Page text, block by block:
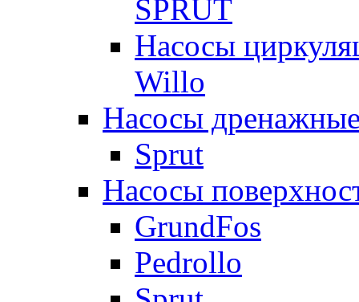
SPRUT
Насосы
Willo
Насосы
Sprut
Насосы
GrundFos
Pedrollo